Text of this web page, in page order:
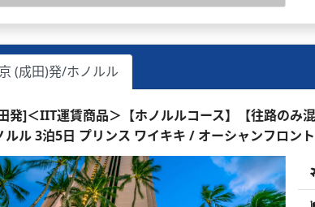
(成田)発/ホノルル
発]＜IIT運賃商品＞【ホノルルコース】【往路のみ
ルル 3泊5日 プリンス ワイキキ / オーシャンフロン